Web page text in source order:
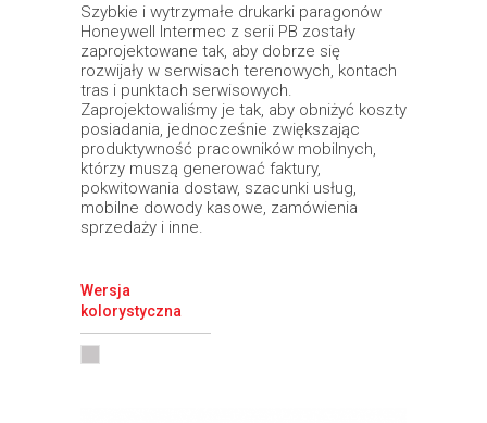
Szybkie i wytrzymałe drukarki paragonów
Honeywell Intermec z serii PB zostały
zaprojektowane tak, aby dobrze się
rozwijały w serwisach terenowych, kontach
tras i punktach serwisowych.
Zaprojektowaliśmy je tak, aby obniżyć koszty
posiadania, jednocześnie zwiększając
produktywność pracowników mobilnych,
którzy muszą generować faktury,
pokwitowania dostaw, szacunki usług,
mobilne dowody kasowe, zamówienia
sprzedaży i inne.
Wersja
kolorystyczna